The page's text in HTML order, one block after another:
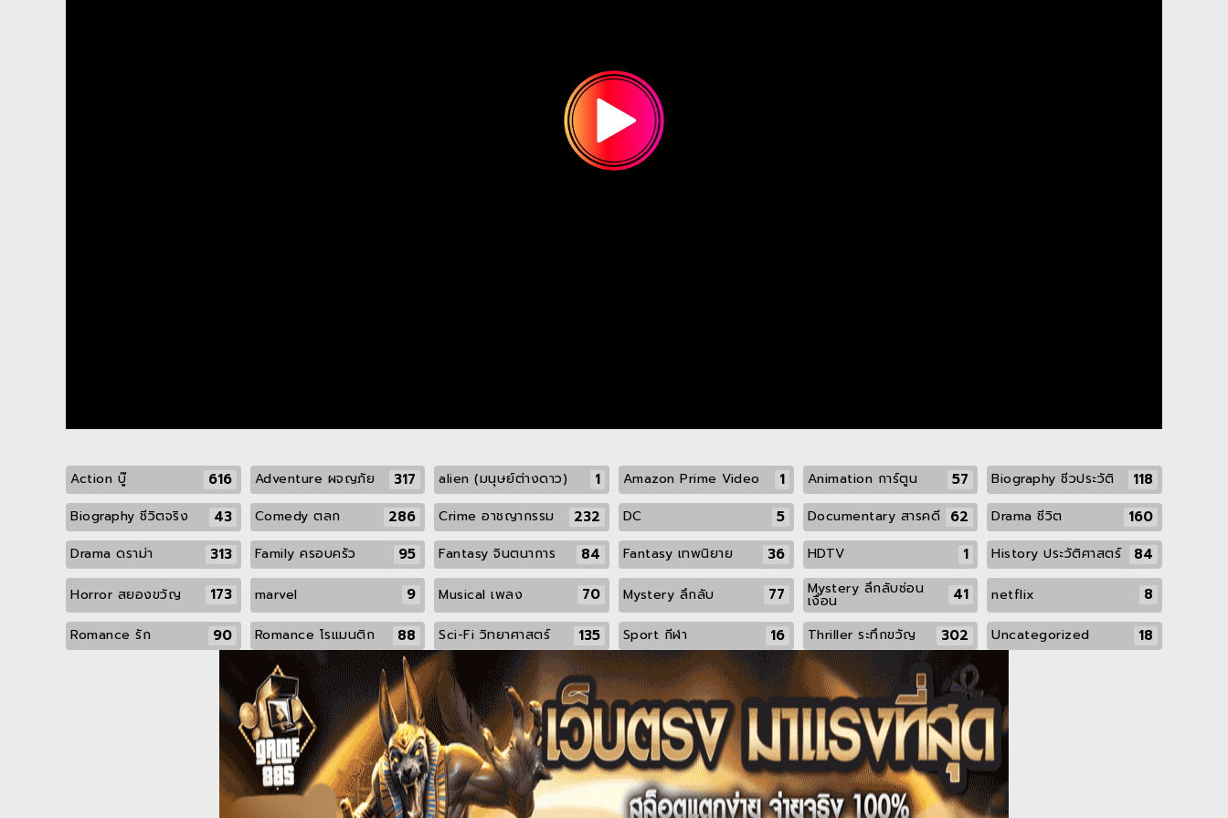
Action บู๊ 616 Adventure ผจญภัย 317 alien (มนุษย์ต่างดาว) 1 Amazon Prime Video 1 Animation การ์ตูน 57 Biography ชีวประวัติ 118
Biography ชีวิตจริง 43 Comedy ตลก 286 Crime อาชญากรรม 232 DC 5 Documentary สารคดี 62 Drama ชีวิต 160
Drama ดราม่า 313 Family ครอบครัว 95 Fantasy จินตนาการ 84 Fantasy เทพนิยาย 36 HDTV 1 History ประวัติศาสตร์ 84
Horror สยองขวัญ 173 marvel 9 Musical เพลง 70 Mystery ลึกลับ 77 Mystery ลึกลับซ่อน
เงื่อน 41 netflix 8
Romance รัก 90 Romance โรแมนติก 88 Sci-Fi วิทยาศาสตร์ 135 Sport กีฬา 16 Thriller ระทึกขวัญ 302 Uncategorized 18